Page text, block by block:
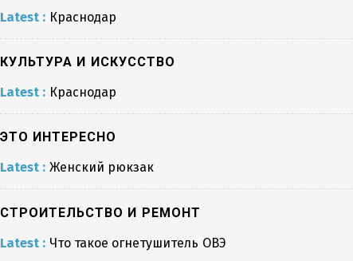
Latest : Краснодар
КУЛЬТУРА И ИСКУССТВО
Latest : Краснодар
ЭТО ИНТЕРЕСНО
Latest : Женский рюкзак
СТРОИТЕЛЬСТВО И РЕМОНТ
Latest : Что такое огнетушитель ОВЭ